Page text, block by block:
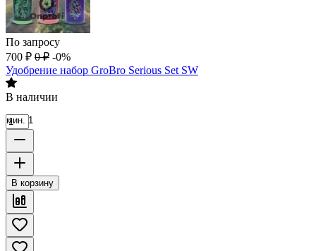
По запросу
700 ₽ 0 ₽ -0%
Удобрение набор GroBro Serious Set SW
В наличии
мин. 1
В корзину